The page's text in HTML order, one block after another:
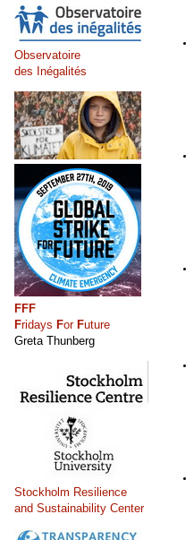
Observatoire
des Inégalités
FFF
Fridays For Future
Greta Thunberg
Stockholm Resilience
and Sustainability Center